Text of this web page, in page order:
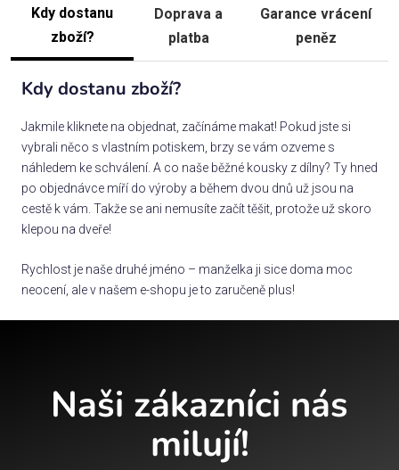
Kdy dostanu
zboží?
Doprava a
platba
Garance vrácení
peněz
Kdy dostanu zboží?
Jakmile kliknete na objednat, začínáme makat! Pokud jste si
vybrali něco s vlastním potiskem, brzy se vám ozveme s
náhledem ke schválení. A co naše běžné kousky z dílny? Ty hned
po objednávce míří do výroby a během dvou dnů už jsou na
cestě k vám. Takže se ani nemusíte začít těšit, protože už skoro
klepou na dveře!
Rychlost je naše druhé jméno – manželka ji sice doma moc
neocení, ale v našem e-shopu je to zaručeně plus!
Naši zákazníci nás
milují!